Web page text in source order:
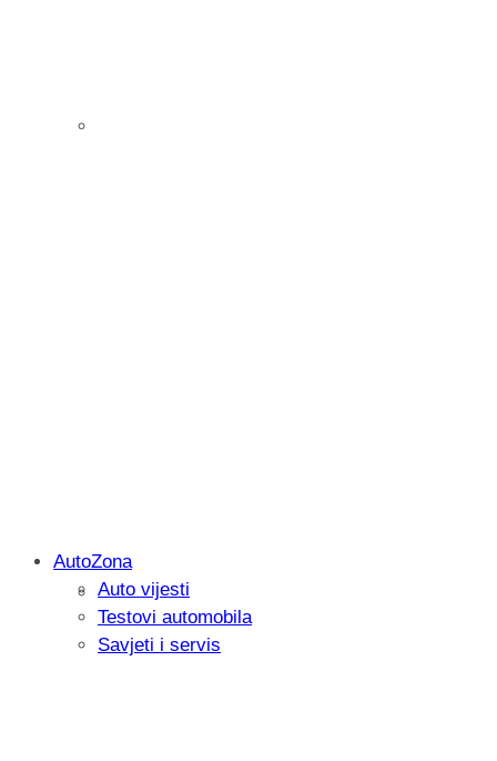
Savjetujemo: Što učiniti kada vaš
AutoZona
Auto vijesti
Testovi automobila
Savjeti i servis